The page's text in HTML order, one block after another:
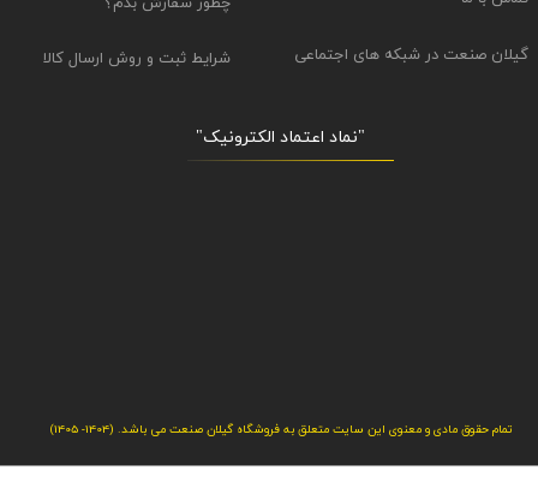
شرایط ثبت و روش ارسال کالا
تمام حقوق مادی و معنوی این سایت متعلق به فروشگاه گیلان صنعت می باشد. (1404- 1405)
"نماد اعتماد الکترونیک​​​​​​​"
گیلان صنعت در شبکه های اجتماعی